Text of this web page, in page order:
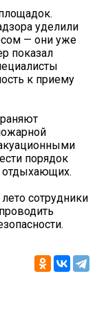
уделили
— они уже
показал
к приему
порядок
отдыхающих.
сотрудники